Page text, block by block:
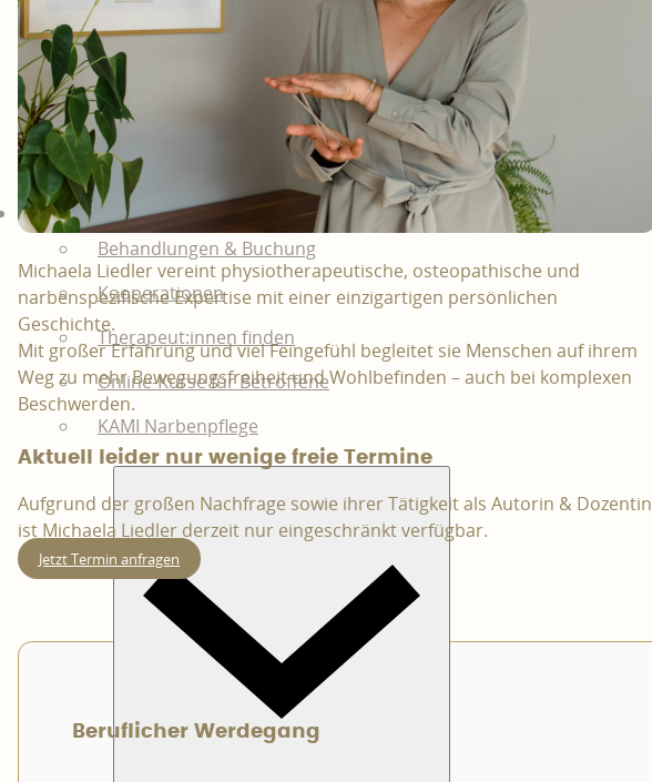
Behandlung
Behandlungen & Buchung
Kooperationen
Therapeut:innen finden
Online-Kurse für Betroffene
KAMI Narbenpflege
Michaela Liedler vereint physiotherapeutische, osteopathische und
narbenspezifische Expertise mit einer einzigartigen persönlichen
Geschichte.
Mit großer Erfahrung und viel Feingefühl begleitet sie Menschen auf ihrem
Weg zu mehr Bewegungsfreiheit und Wohlbefinden – auch bei komplexen
Beschwerden.
Aktuell leider nur wenige freie Termine
Aufgrund der großen Nachfrage sowie ihrer Tätigkeit als Autorin & Dozentin
ist Michaela Liedler derzeit nur eingeschränkt verfügbar.
Jetzt Termin anfragen
Beruflicher Werdegang